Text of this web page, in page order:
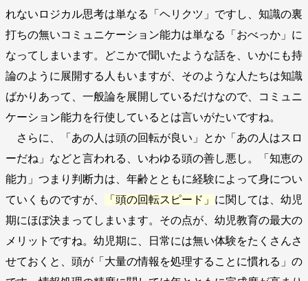
れないロジカル思考は単なる「ヘリクツ」ですし、知識の裏
打ちの無いコミュニケーション能力は単なる「おべっか」に
なってしまいます。どこかで聞いたような話を、いかにも持
論のように展開する人もいますが、そのような人たちは知識
ばかりあって、一般論を展開しているだけなので、コミュニ
ケーション能力を行使しているとは言いがたいですね。
さらに、「あの人は頭の回転が良い」とか「あの人はスロ
ーだね」などと言われる、いわゆる頭の善し悪し。「知恵の
能力」つまり判断力は、年齢とともに経験によって身につい
ていくものですが、
「頭の回転スピード」 に関しては、幼児
期にほぼ決まってしまいます。その点が、幼児教育の最大の
メリットですね。幼児期に、日常には無い体験をたくさんさ
せておくと、頭が「大量の情報を処理することに慣れる」の